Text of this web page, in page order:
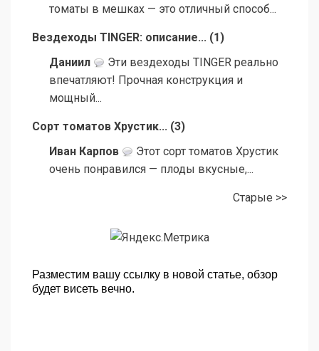
томаты в мешках — это отличный способ...
Вездеходы TINGER: описание... (1)
Даниил
Эти вездеходы TINGER реально
впечатляют! Прочная конструкция и
мощный...
Сорт томатов Хрустик... (3)
Иван Карпов
Этот сорт томатов Хрустик
очень понравился — плоды вкусные,...
Старые >>
Разместим вашу ссылку в новой статье, обзор
будет висеть вечно.